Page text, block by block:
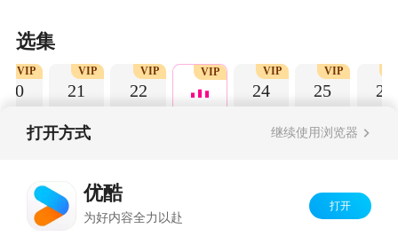
选集
20
VIP
21
VIP
22
VIP VIP
24
VIP
25
VIP
26
打开方式 继续使用浏览器
优酷
为好内容全力以赴
打开